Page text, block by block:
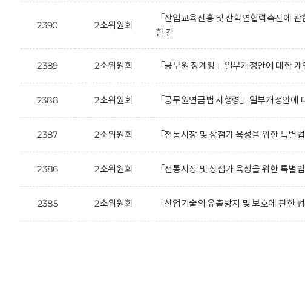
2390 2소위원회
「산업교육진흥 및 산학연협력촉진에
한 건
2389 2소위원회 「공무원 징계령」일부개정안에 대한
2388 2소위원회 「공무원연금법 시행령」일부개정안에
2387 2소위원회 「전통시장 및 상점가 육성을 위한 특별
2386 2소위원회 「전통시장 및 상점가 육성을 위한 특별
2385 2소위원회 「산업기술의 유출방지 및 보호에 관한